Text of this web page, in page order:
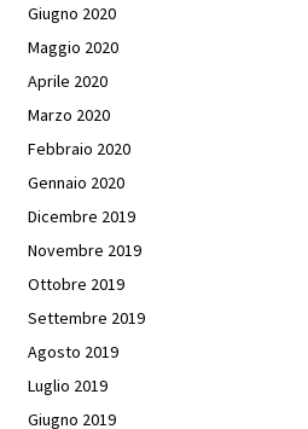
Giugno 2020
Maggio 2020
Aprile 2020
Marzo 2020
Febbraio 2020
Gennaio 2020
Dicembre 2019
Novembre 2019
Ottobre 2019
Settembre 2019
Agosto 2019
Luglio 2019
Giugno 2019